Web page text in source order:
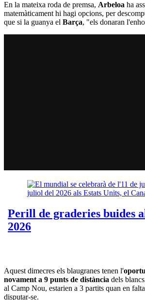
En la mateixa roda de premsa, Arbeloa ha
matemàticament hi hagi opcions, per
que si la guanya el Barça, "els donaran
Aquest dimecres els blaugranes tenen l'
novament a 9 punts de distància dels
al Camp Nou, estarien a 3 partits quan en
disputar-se.